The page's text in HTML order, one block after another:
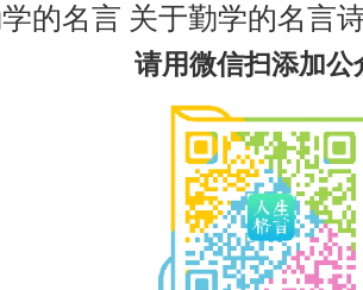
的名言 关于勤学的名言
请用微信扫添加公